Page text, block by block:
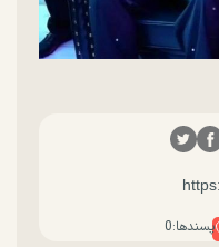
پسندها:0